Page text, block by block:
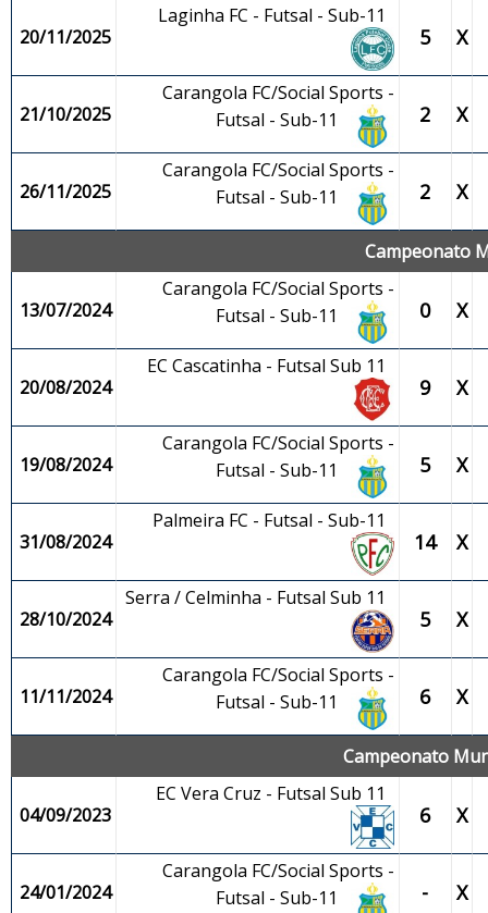
20/11/2025
Laginha FC - Futsal - Sub-11
5 X
21/10/2025
Carangola FC/Social Sports -
Futsal - Sub-11
2 X
26/11/2025
Carangola FC/Social Sports -
Futsal - Sub-11
2 X
Campeonato
13/07/2024
Carangola FC/Social Sports -
Futsal - Sub-11
0 X
20/08/2024
EC Cascatinha - Futsal Sub 11
9 X
19/08/2024
Carangola FC/Social Sports -
Futsal - Sub-11
5 X
31/08/2024
Palmeira FC - Futsal - Sub-11
14 X
28/10/2024
Serra / Celminha - Futsal Sub 11
5 X
11/11/2024
Carangola FC/Social Sports -
Futsal - Sub-11
6 X
Campeonato
04/09/2023
EC Vera Cruz - Futsal Sub 11
6 X
24/01/2024
Carangola FC/Social Sports -
Futsal - Sub-11
- X